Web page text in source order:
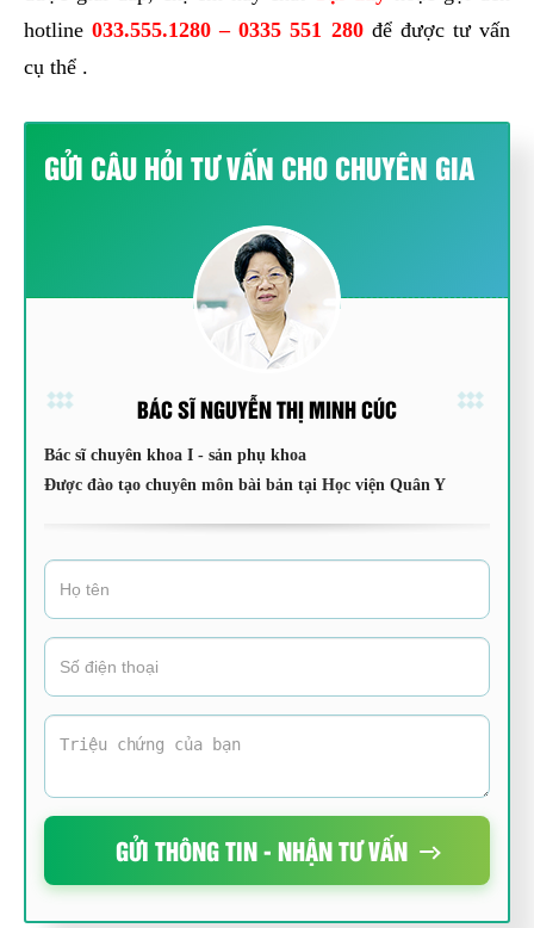
hotline 033.555.1280– 0335 551 280 để được tư vấn
cụ thể .
GỬI CÂU HỎI TƯ VẤN CHO CHUYÊN GIA
BÁC SĨ NGUYỄN THỊ MINH CÚC
Bác sĩ chuyên khoa I - sản phụ khoa
Được đào tạo chuyên môn bài bản tại Học viện Quân Y
GỬI THÔNG TIN - NHẬN TƯ VẤN